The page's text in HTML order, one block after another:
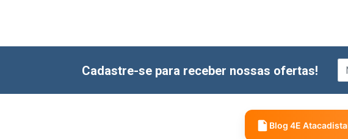
Cadastre-se para receber nossas ofertas!
Blog 4E Atacadista